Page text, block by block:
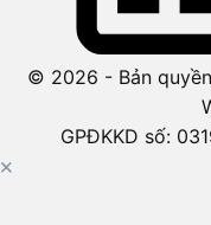
© 2026 - Bản
GPĐKKD số: